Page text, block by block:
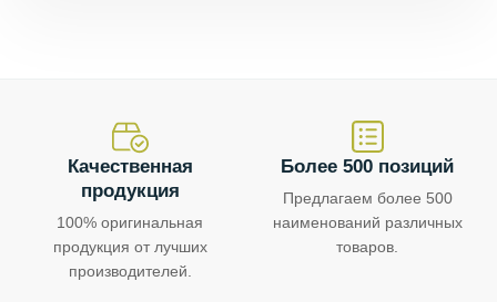
Качественная
продукция
100% оригинальная
продукция от лучших
производителей.
Более 500 позиций
Предлагаем более 500
наименований различных
товаров.